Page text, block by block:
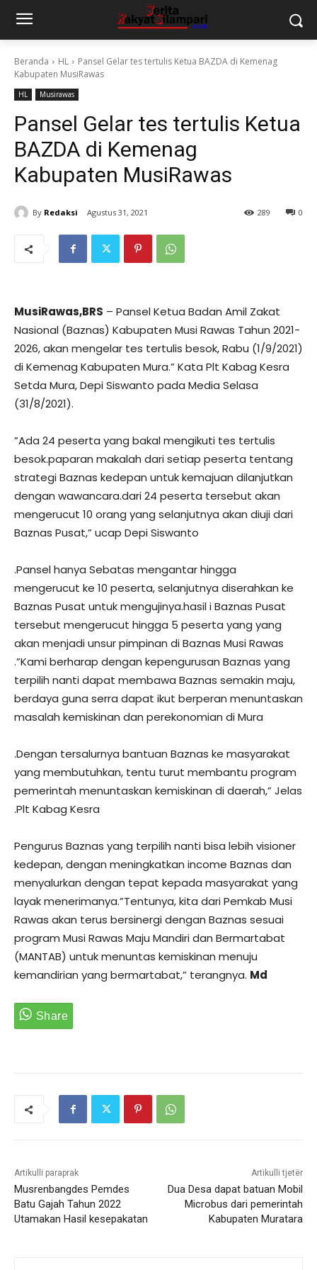
Beranda HL
Pansel Gelar tes tertulis Ketua BAZDA di Kemenag
Kabupaten MusiRawas
HL Musirawas
Pansel Gelar tes tertulis Ketua
BAZDA di Kemenag
Kabupaten MusiRawas
By Redaksi Agustus 31, 2021 0
289
MusiRawas,BRS – Pansel Ketua Badan Amil Zakat
Nasional (Baznas) Kabupaten Musi Rawas Tahun 2021-
2026, akan mengelar tes tertulis besok, Rabu (1/9/2021)
di Kemenag Kabupaten Mura.” Kata Plt Kabag Kesra
Setda Mura, Depi Siswanto pada Media Selasa
(31/8/2021).
”Ada 24 peserta yang bakal mengikuti tes tertulis
besok.paparan makalah dari setiap peserta tentang
strategi Baznas kedepan untuk kemajuan dilanjutkan
dengan wawancara.dari 24 peserta tersebut akan
mengerucut 10 orang yang selanjutnya akan diuji dari
Baznas Pusat,” ucap Depi Siswanto
.Pansel hanya Sebatas mengantar hingga
mengerucut ke 10 peserta, selanjutnya diserahkan ke
Baznas Pusat untuk mengujinya.hasil i Baznas Pusat
tersebut mengerucut hingga 5 peserta yang yang
akan menjadi unsur pimpinan di Baznas Musi Rawas
.”Kami berharap dengan kepengurusan Baznas yang
terpilih nanti dapat membawa Baznas semakin maju,
berdaya guna serra dapat ikut berperan menuntaskan
masalah kemiskinan dan perekonomian di Mura
.Dengan tersalurnya bantuan Baznas ke masyarakat
yang membutuhkan, tentu turut membantu program
pemerintah menuntaskan kemiskinan di daerah,” Jelas
.Plt Kabag Kesra
Pengurus Baznas yang terpilih nanti bisa lebih visioner
kedepan, dengan meningkatkan income Baznas dan
menyalurkan dengan tepat kepada masyarakat yang
layak menerimanya.”Tentunya, kita dari Pemkab Musi
Rawas akan terus bersinergi dengan Baznas sesuai
program Musi Rawas Maju Mandiri dan Bermartabat
(MANTAB) untuk menuntas kemiskinan menuju
kemandirian yang bermartabat,” terangnya. Md
Artikulli paraprak
Musrenbangdes Pemdes
Batu Gajah Tahun 2022
Utamakan Hasil kesepakatan
Artikulli tjetër
Dua Desa dapat batuan Mobil
Microbus dari pemerintah
Kabupaten Muratara